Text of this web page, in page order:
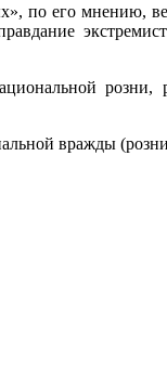
по его мнению,
розни,
вражды